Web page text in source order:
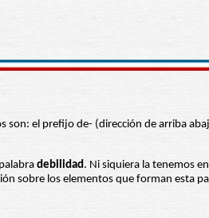
son: el prefijo de- (dirección de arriba
debilidad. Ni siquiera la tenemos
sobre los elementos que forman esta